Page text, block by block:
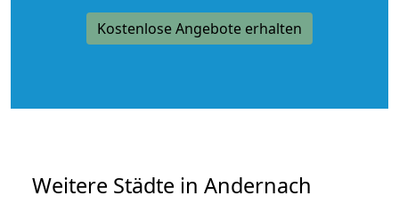
Kostenlose Angebote erhalten
Weitere Städte in Andernach